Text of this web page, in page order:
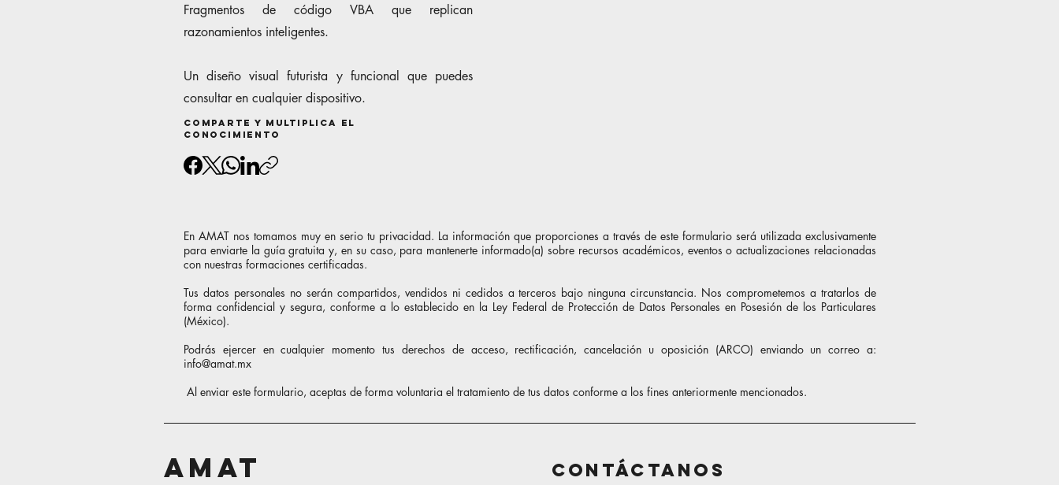
Fragmentos de código VBA que replican
razonamientos inteligentes.
Un diseño visual futurista y funcional que puedes
consultar en cualquier dispositivo.
Comparte y multiplica el
conocimiento
En AMAT nos tomamos muy en serio tu privacidad. La información que proporciones a través de este formulario será utilizada exclusivamente
para enviarte la guía gratuita y, en su caso, para mantenerte informado(a) sobre recursos académicos, eventos o actualizaciones relacionadas
con nuestras formaciones certificadas.
Tus datos personales no serán compartidos, vendidos ni cedidos a terceros bajo ninguna circunstancia. Nos comprometemos a tratarlos de
forma confidencial y segura, conforme a lo establecido en la Ley Federal de Protección de Datos Personales en Posesión de los Particulares
(México).
Podrás ejercer en cualquier momento tus derechos de acceso, rectificación, cancelación u oposición (ARCO) enviando un correo a:
info@amat.mx
Al enviar este formulario, aceptas de forma voluntaria el tratamiento de tus datos conforme a los fines anteriormente mencionados.
AMAT Contáctanos